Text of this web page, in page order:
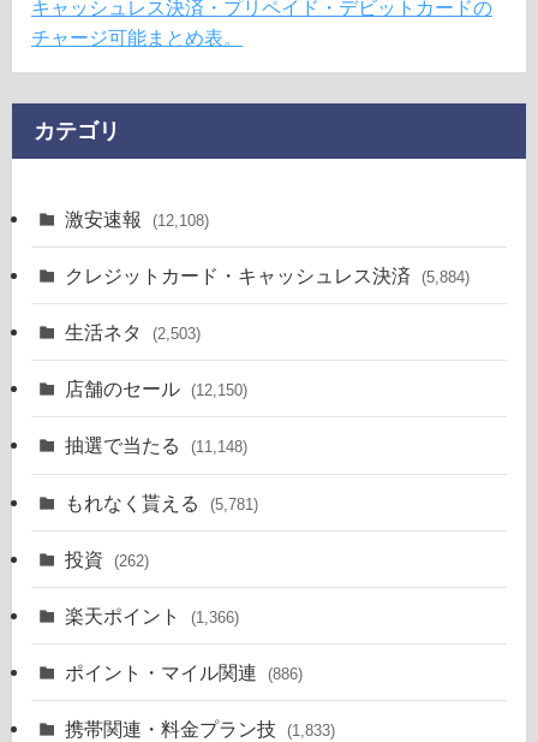
キャッシュレス決済・プリペイド・デビットカードの
チャージ可能まとめ表。
カテゴリ
激安速報 (12,108)
クレジットカード・キャッシュレス決済 (5,884)
生活ネタ (2,503)
店舗のセール (12,150)
抽選で当たる (11,148)
もれなく貰える (5,781)
投資 (262)
楽天ポイント (1,366)
ポイント・マイル関連 (886)
携帯関連・料金プラン技 (1,833)